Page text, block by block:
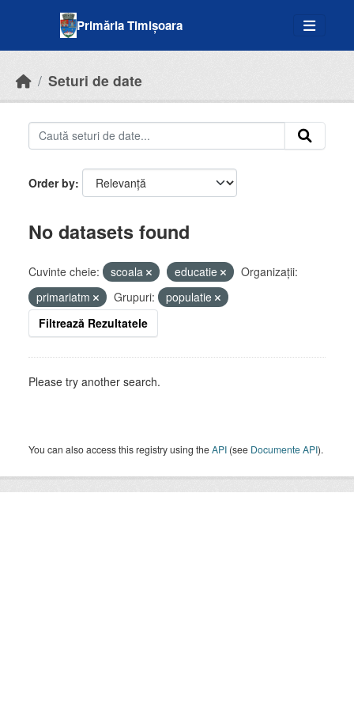
Primăria Timișoara
Seturi de date
Order by
No datasets found
Cuvinte cheie: scoala educatie
Organizații:
primariatm
Grupuri:
populatie
Filtrează Rezultatele
Please try another search.
You can also access this registry using theAPI (see Documente API).